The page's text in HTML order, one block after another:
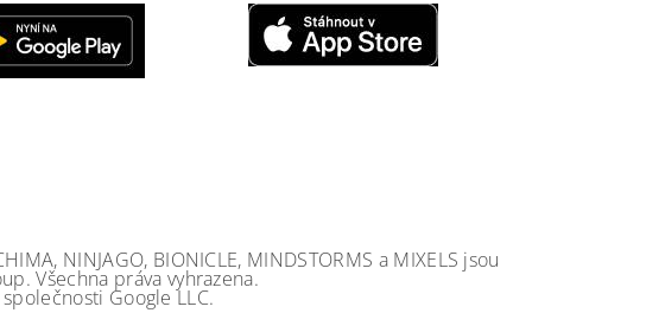
NINJAGO, BIONICLE, MINDSTORMS a MIXELS jsou
Všechna práva vyhrazena.
Google LLC.